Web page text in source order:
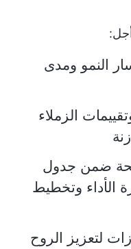
النمو ومدى
الزملاء
ضمن جدول
الأداء وتخطيط
لتعزيز الروح